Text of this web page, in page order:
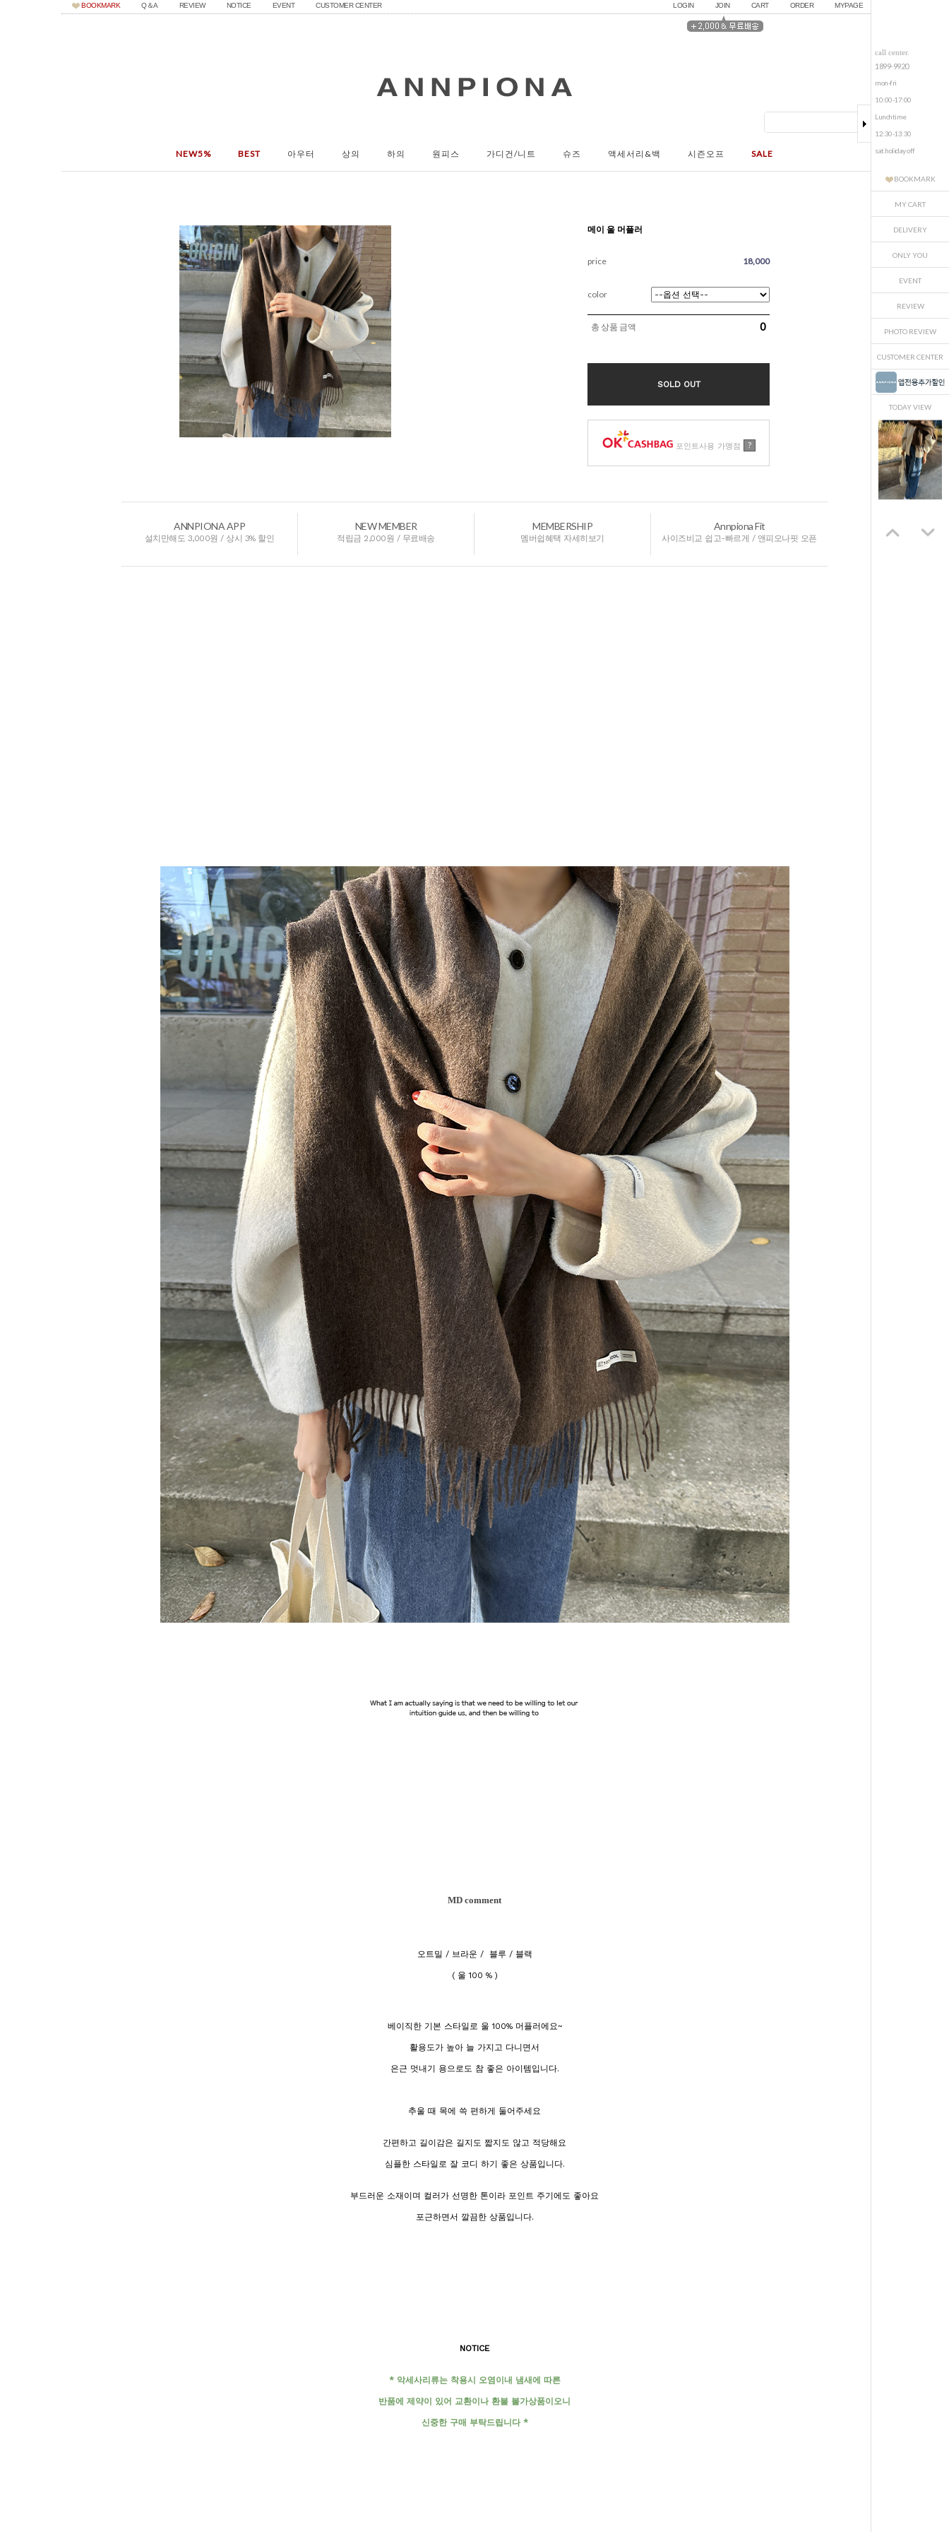
BOOKMARK Q＆A REVIEW NOTICE EVENT CUSTOMER CENTER LOGIN JOIN CART ORDER MYPAGE
NEW5% BEST 아우터 상의 하의 원피스 가디건/니트 슈즈 액세서리&백 시즌오프 SALE
call center.
1899-9920
mon-fri
10:00-17:00
Lunchtime
12:30-13:30
sat.holiday off
BOOKMARK
MY CART
DELIVERY
ONLY YOU
EVENT
REVIEW
PHOTO REVIEW
CUSTOMER CENTER
TODAY VIEW
메이 울 머플러
price 18,000
color
총 상품 금액 0
SOLD OUT
포인트사용 가맹점 ?
ANNPIONA APP
설치만해도 3,000원 / 상시 3% 할인
NEW MEMBER
적립금 2,000원 / 무료배송
MEMBERSHIP
멤버쉽혜택 자세히보기
Annpiona Fit
사이즈비교 쉽고-빠르게 / 앤피오나핏 오픈
MD comment
오트밀 / 브라운 / 블루 / 블랙
( 울 100 % )
베이직한 기본 스타일로 울 100% 머플러에요~
활용도가 높아 늘 가지고 다니면서
은근 멋내기 용으로도 참 좋은 아이템입니다.
추울 때 목에 쓱 편하게 둘어주세요
간편하고 길이감은 길지도 짧지도 않고 적당해요
심플한 스타일로 잘 코디 하기 좋은 상품입니다.
부드러운 소재이며 컬러가 선명한 톤이라 포인트 주기에도 좋아요
포근하면서 깔끔한 상품입니다.
NOTICE
* 악세사리류는 착용시 오염이내 냄새에 따른
반품에 제약이 있어 교환이나 환불 불가상품이오니
신중한 구매 부탁드립니다 *